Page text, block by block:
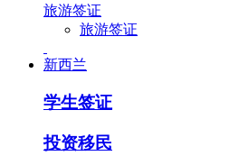
旅游签证
旅游签证
新西兰
学生签证
投资移民